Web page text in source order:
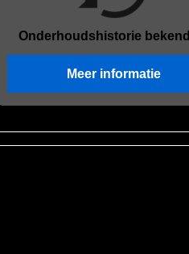
Onderhouds historie bekend
Meer informatie